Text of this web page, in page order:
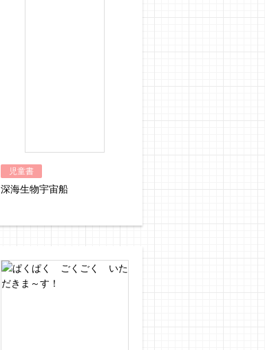
児童書
深海生物宇宙船